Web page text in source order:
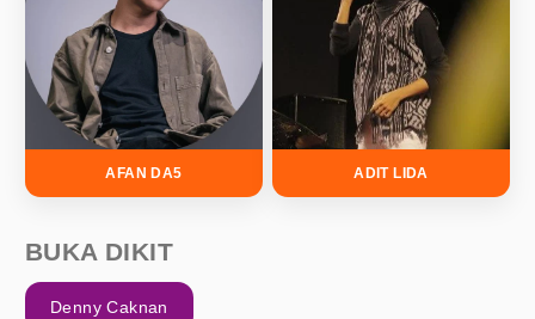
AFAN DA5 ADIT LIDA
BUKA DIKIT
Denny Caknan